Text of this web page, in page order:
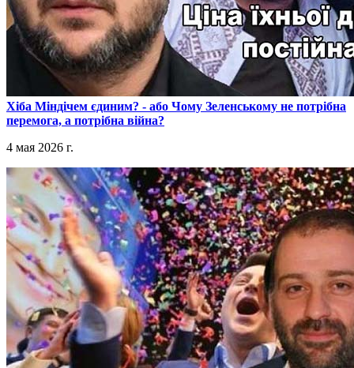
​Хіба Міндічем єдиним? - або Чому Зеленському не потрібна
перемога, а потрібна війна?
4 мая 2026 г.